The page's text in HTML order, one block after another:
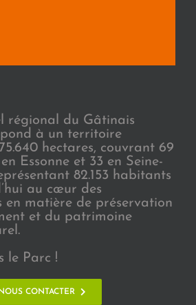
régional du Gâtinais
à un territoire
hectares, couvrant 69
Essonne et 33 en Seine-
82.153 habitants
au cœur des
en matière de préservation
et du patrimoine
le Parc !
NOUS CONTACTER